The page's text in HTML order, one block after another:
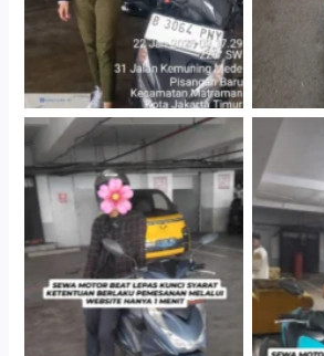
Cityplaza Jatinegara
Gedung Parkir P6A